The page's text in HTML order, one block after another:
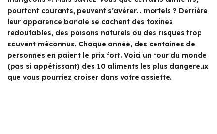
pourtant courants, peuvent s’avérer… mortels ? Derrière
leur apparence banale se cachent des toxines
redoutables, des poisons naturels ou des risques trop
souvent méconnus. Chaque année, des centaines de
personnes en paient le prix fort. Voici un tour du monde
(pas si appétissant) des 10 aliments les plus dangereux
que vous pourriez croiser dans votre assiette.